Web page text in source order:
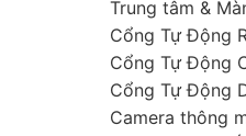
Trung tâm &
Cổng Tự Động
Cổng Tự Động
Cổng Tự Động
Camera thông